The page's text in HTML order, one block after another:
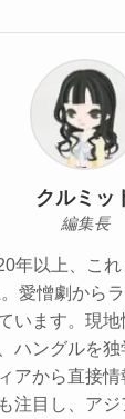
クルミッ
編集長
年以上、こ
愛憎劇から
います。現
ハングルを
アから直接
注目し、ア